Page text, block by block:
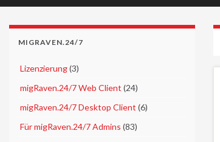
MIGRAVEN.24/7
Lizenzierung(3)
migRaven.24/7 Web Client (24)
migRaven.24/7 Desktop Client (6)
Für migRaven.24/7 Admins (83)